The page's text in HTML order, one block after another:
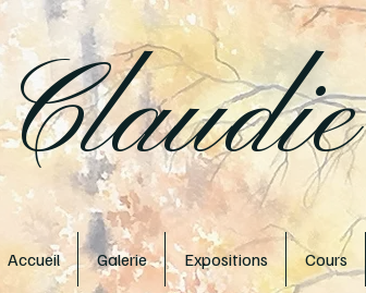
Accueil Galerie Expositions Cours